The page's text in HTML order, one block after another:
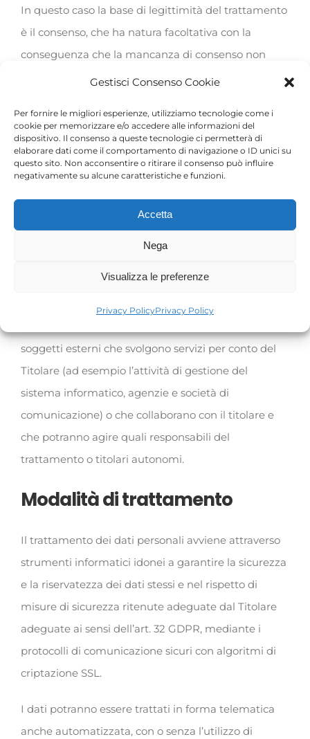
Gestisci Consenso Cookie
Per fornire le migliori esperienze, utilizziamo tecnologie come i
cookie per memorizzare e/o accedere alle informazioni del
dispositivo. Il consenso a queste tecnologie ci permetterà di
elaborare dati come il comportamento di navigazione o ID unici su
questo sito. Non acconsentire o ritirare il consenso può influire
negativamente su alcune caratteristiche e funzioni.
Accetta
Nega
Visualizza le preferenze
Privacy PolicyPrivacy Policy
In questo caso la base di legittimità del trattamento
è il consenso, che ha natura facoltativa con la
conseguenza che la mancanza di consenso non
pregiudica l’esecuzione del contratto o della
Fermo restando il diritto di opt-out, il Titolare potrà
in ogni caso trattare i dati per l’invio a mezzo mail di
comunicazioni e promozioni di prodotti o servizi
simili a quelli acquistati in precedenza.
Modalità di comunicazione
I dati personali raccolti saranno trattati solo da
personale incaricato che abbia necessità di averne
soggetti esterni che svolgono servizi per conto del
Titolare (ad esempio l’attività di gestione del
sistema informatico, agenzie e società di
comunicazione) o che collaborano con il titolare e
che potranno agire quali responsabili del
trattamento o titolari autonomi.
Modalità di trattamento
Il trattamento dei dati personali avviene attraverso
strumenti informatici idonei a garantire la sicurezza
e la riservatezza dei dati stessi e nel rispetto di
misure di sicurezza ritenute adeguate dal Titolare
adeguate ai sensi dell’art. 32 GDPR, mediante i
protocolli di comunicazione sicuri con algoritmi di
criptazione SSL.
I dati potranno essere trattati in forma telematica
anche automatizzata, con o senza l’utilizzo di